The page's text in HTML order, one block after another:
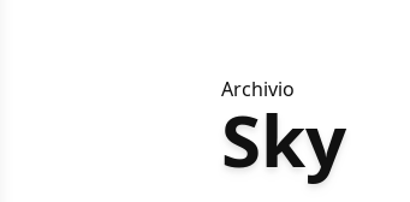
Archivio
Sky